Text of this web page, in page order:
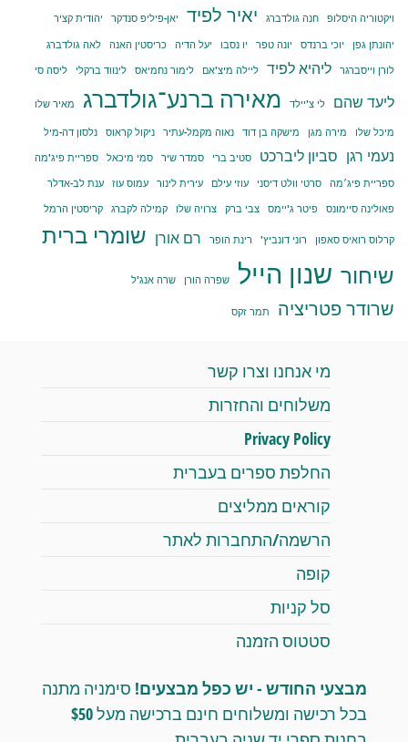
ויקטוריה היסלופ חנה גולדברג יאיר לפיד יאן-פיליפ סנדקר יהודית קציר
יהונתן גפן יוכי ברנדס יונה טפר יו נסבו יעל הדיה כריסטין האנה
לאה גולדברג
לורן וייסברגר
ליהיא לפיד ליילה מיצ'אם לימור נחמיאס לינווד ברקלי ליסה סי
ליעד שהם לי צ'יילד מאירה ברנע־גולדברג מאיר שלו
מיכל שלו מירה מגן מישקה בן דוד נאוה מקמל-עתיר ניקול קראוס נלסון דה-מיל
נעמי רגן סביון ליברכט סטיב ברי סמדר שיר סמי מיכאל
ספריית פיג'מה
ספריית פיג׳מה
סרטי וולט דיסני עוזי עילם עירית לינור עמוס עוז
ענת לב-אדלר
פאולינה סיימונס
פיטר ג'יימס צבי ברק צרויה שלו קמילה לקברג קריסטין הרמל
קרלוס רואיס סאפון רוני דונביץ' רינת הופר רם אורן שומרי ברית
שיחור שנון הייל שפרה הורן שרה אנג'ל
שרודר פטריציה תמר זקס
מי אנחנו וצרו קשר
משלוחים והחזרות
Privacy Policy
החלפת ספרים בעברית
קוראים ממליצים
הרשמה/התחברות לאתר
קופה
סל קניות
סטטוס הזמנה
מבצעי החודש - יש כפל מבצעים! סימניה מתנה
בכל רכישה ומשלוחים חינם ברכישה מעל $50